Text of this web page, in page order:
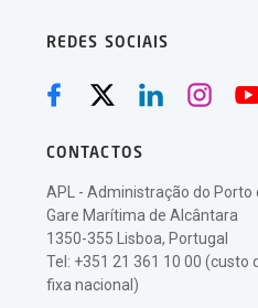
REDES SOCIAIS
CONTACTOS
APL - Administração do Porto
Gare Marítima de Alcântara
1350-355 Lisboa, Portugal
Tel: +351 21 361 10 00 (custo
fixa nacional)